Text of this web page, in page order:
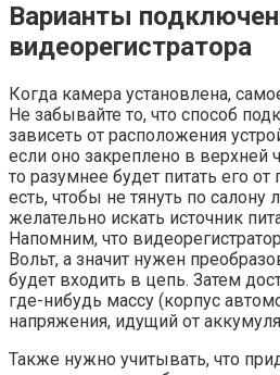
Варианты
видеорегистратора
Когда камера установлена,
Не забывайте то, что способ
зависеть от расположения
если оно закреплено в верхней
то разумнее будет питать его от
есть, чтобы не тянуть по салону
желательно искать источник
Напомним, что
Вольт, а значит нужен
будет входить в цепь. Затем
где-нибудь массу (корпус
напряжения, идущий от
Также нужно учитывать, что